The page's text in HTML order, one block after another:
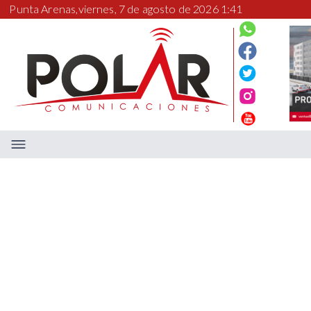
Punta Arenas,viernes, 7 de agosto de 2026 1:41